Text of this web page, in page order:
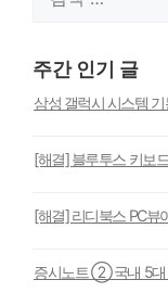
주간 인기 글
삼성 갤럭시 시스템
[해결] 블루투스 키보
[해결] 리디북스 PC뷰
증시노트 ② 국내 5대